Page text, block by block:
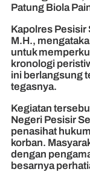
Patung Biola
Kapolres Pesisir
M.H.,
untuk
kronologi
ini berlangsung
tegasnya.
Kegiatan
Negeri Pesisir
penasihat
korban.
dengan
besarnya